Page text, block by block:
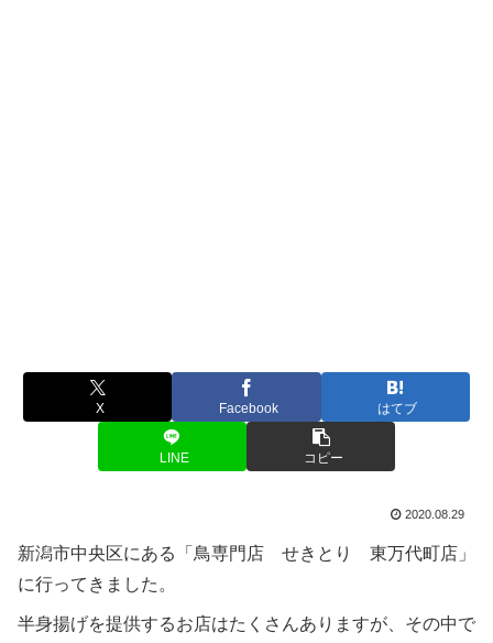
X Facebook はてブ
LINE コピー
2020.08.29
新潟市中央区にある「鳥専門店 せきとり 東万代町店」
に行ってきました。
半身揚げを提供するお店はたくさんありますが、その中で